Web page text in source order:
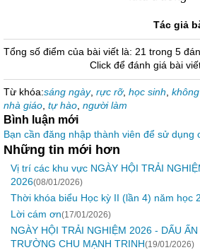
Tác giả
Tổng số điểm của bài viết là: 21 trong 5
Click để đánh giá bài
Từ khóa:sáng ngày, rực rỡ, học sinh
nhà giáo tự hào người làm
Bình luận mới
Bạn cần đăng nhập thành viên để sử dụng
Những tin mới hơn
Vị trí các khu vực NGÀY HỘI TRẢI
2026(08/01/2026)
Thời khóa biểu Học kỳ II (lần 4) năm học
Lời cám ơn(17/01/2026)
NGÀY HỘI TRẢI NGHIỆM 2026 - DẤU
TRƯỜNG CHU MẠNH TRINH(19/01/2026)